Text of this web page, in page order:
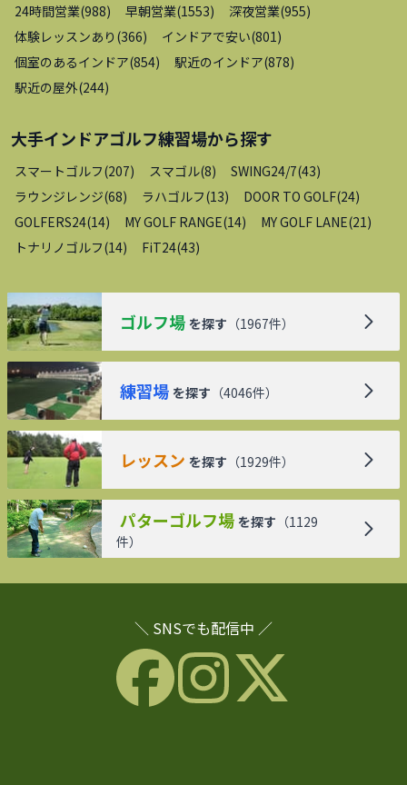
24時間営業(988) 早朝営業(1553) 深夜営業(955)
体験レッスンあり (366) インドアで安い(801 )
個室のあるインドア(854) 駅近のインドア(878)
駅近の屋外(244)
大手インドアゴルフ練習場から探す
スマートゴルフ(207) スマゴル(8) SWING24/7(43)
ラウンジレンジ(68) ラハゴルフ(13) DOOR TO GOLF(24)
GOLFERS24(14) MY GOLF RANGE(14) MY GOLF LANE(21 )
トナリノゴルフ(14) FiT24(43)
ゴルフ場 を探す （1967件）
練習場 を探す （4046件）
レッスン を探す （1929件）
パターゴルフ場 を探す （1129
件）
＼ SNSでも配信中 ／